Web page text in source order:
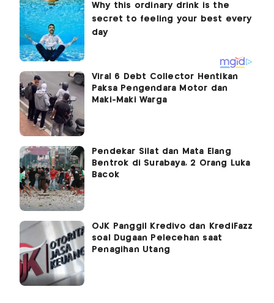
Viral 6 Debt Collector Hentikan
Paksa Pengendara Motor dan
Maki-Maki Warga
Pendekar Silat dan Mata Elang
Bentrok di Surabaya, 2 Orang Luka
Bacok
OJK Panggil Kredivo dan KrediFazz
soal Dugaan Pelecehan saat
Penagihan Utang